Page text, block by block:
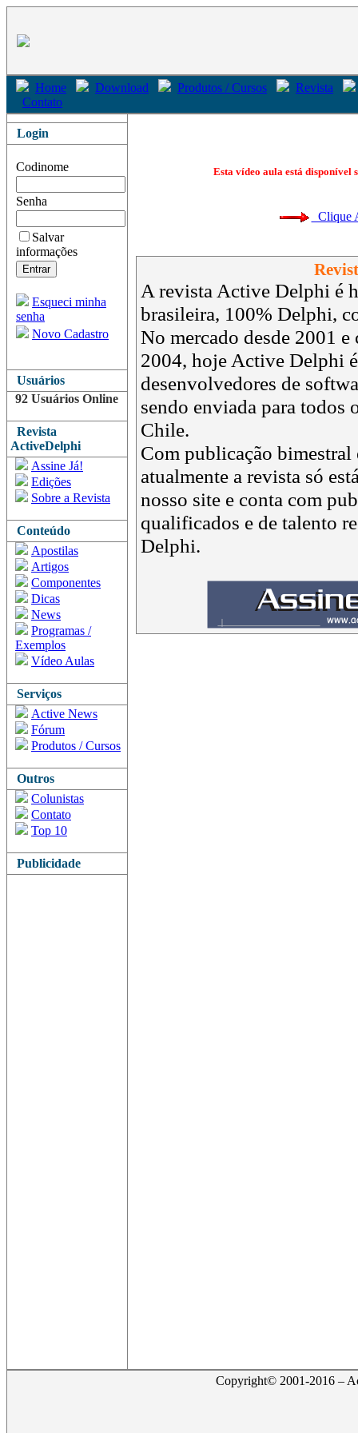
Home Download Produtos / Cursos
Revista
Contato
Login
Codinome
Senha
Salvar
informações
Esqueci minha
senha
Novo Cadastro
Usuários
92 Usuários Online
Revista
ActiveDelphi
Assine Já!
Edições
Sobre a Revista
Conteúdo
Apostilas
Artigos
Componentes
Dicas
News
Programas /
Exemplos
Vídeo Aulas
Serviços
Active News
Fórum
Produtos / Cursos
Outros
Colunistas
Contato
Top 10
Publicidade
Esta vídeo aula está disponível
Clique
A revista Active Delphi é
brasileira, 100% Delphi,
No mercado desde 2001
2004, hoje Active Delphi
desenvolvedores de
sendo enviada para todos
Chile.
Com publicação bimestral
atualmente a revista só
nosso site e conta com
qualificados e de talento
Delphi.
Copyright© 2001-2016 –